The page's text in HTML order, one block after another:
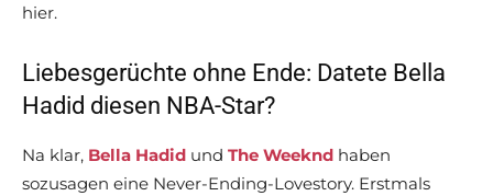
hier.
Liebesgerüchte ohne Ende: Datete Bella
Hadid diesen NBA-Star?
Na klar, Bella Hadid und The Weeknd haben
sozusagen eine Never-Ending-Lovestory. Erstmals